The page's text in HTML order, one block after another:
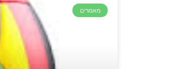
מאמרים